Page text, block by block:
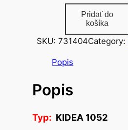
o
ž
s
v
o
e
Pridať do
košíka
SKU: 731404Category:
Popis
Popis
Typ: KIDEA 1052